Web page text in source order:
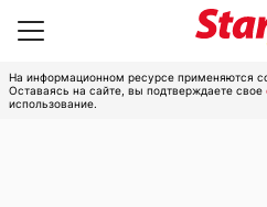
На информационном ресурсе применяются
Оставаясь на сайте, вы подтверждаете свое
использование.